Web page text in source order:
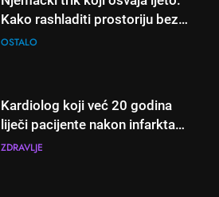
klime i velikih računa za struju!
OSTALO
otkrio: Ove 4 jutarnje navike
nikada ne praktikujem prije 9
sati – mnogi ih rade svakog
ZDRAVLJE